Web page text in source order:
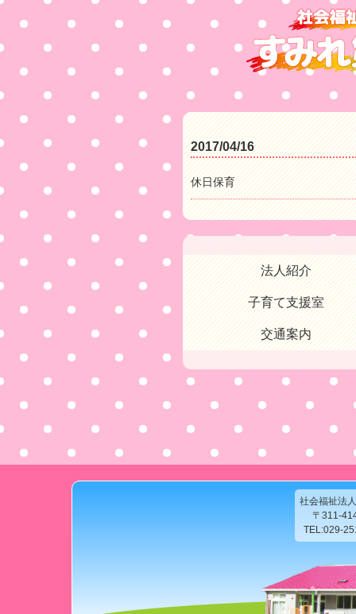
2017/04/16
休日保育
法人紹介
子育て支援室
交通案内
社会福祉法
〒311-
TEL:029-